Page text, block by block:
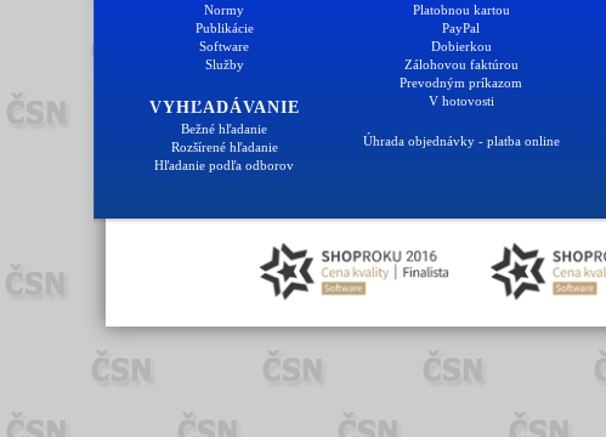
Normy
Publikácie
Software
Služby
VYHĽADÁVANIE
Bežné hľadanie
Rozšírené hľadanie
Hľadanie podľa odborov
Platobnou kartou
PayPal
Dobierkou
Zálohovou faktúrou
Prevodným príkazom
V hotovosti
Úhrada objednávky - platba online